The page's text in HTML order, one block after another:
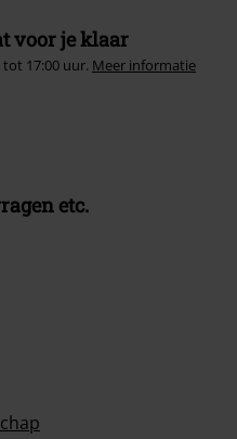
voor je klaar
17:00 uur. Meer informatie
etc.